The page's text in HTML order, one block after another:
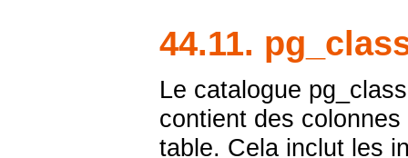
44.11.
Le catalogue pg_class
contient des
table. Cela inclut les